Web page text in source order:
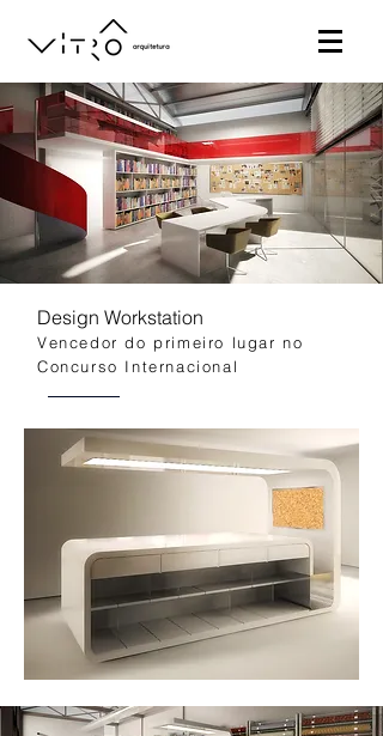
Design Workstation
Vencedor do primeiro lugar no
Concurso Internacional